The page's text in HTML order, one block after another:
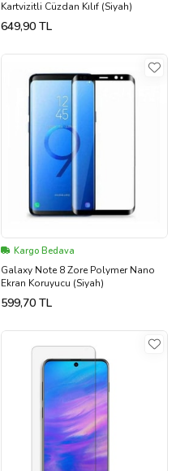
Kartvizitli Cüzdan Kılıf (Siyah)
649,90 TL
Kargo Bedava
Galaxy Note 8 Zore Polymer Nano
Ekran Koruyucu (Siyah)
599,70 TL